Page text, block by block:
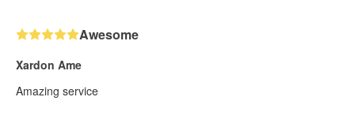
Awesome
Xardon Ame
Amazing service